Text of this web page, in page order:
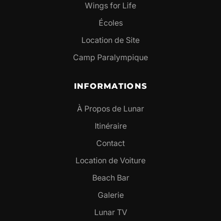
Wings for Life
Écoles
Location de Site
Camp Paralympique
INFORMATIONS
À Propos de Lunar
Itinéraire
Contact
Location de Voiture
Beach Bar
Galerie
Lunar TV